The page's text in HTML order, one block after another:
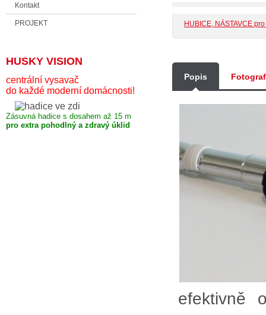
Kontakt
PROJEKT
HUSKY VISION
centrální vysavač
do každé moderní domácnosti!
Zásuvná hadice s dosahem až 15 m
pro extra pohodlný a zdravý úklid
HUBICE, NÁSTAVCE
Popis
efektivně